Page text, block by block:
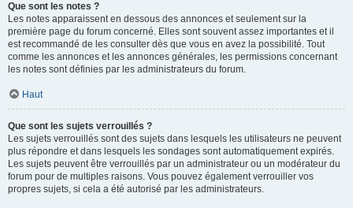
Que sont les notes ?
Les notes apparaissent en dessous des annonces et seulement sur la
première page du forum concerné. Elles sont souvent assez importantes et il
est recommandé de les consulter dès que vous en avez la possibilité. Tout
comme les annonces et les annonces générales, les permissions concernant
les notes sont définies par les administrateurs du forum.
Haut
Que sont les sujets verrouillés ?
Les sujets verrouillés sont des sujets dans lesquels les utilisateurs ne peuvent
plus répondre et dans lesquels les sondages sont automatiquement expirés.
Les sujets peuvent être verrouillés par un administrateur ou un modérateur du
forum pour de multiples raisons. Vous pouvez également verrouiller vos
propres sujets, si cela a été autorisé par les administrateurs.